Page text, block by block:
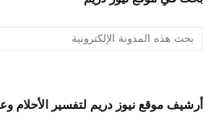
أرشيف موقع نيوز دريم لتفسير الأحلام